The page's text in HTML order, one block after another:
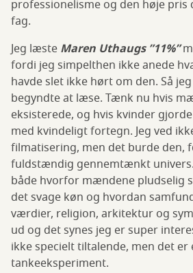
professionelisme og den høje pris
fag.
Jeg læste Maren Uthaugs ”11%”
fordi jeg simpelthen ikke anede
havde slet ikke hørt om den. Så
begyndte at læse. Tænk nu hvis
eksisterede, og hvis kvinder
med kvindeligt fortegn. Jeg ved
filmatisering, men det burde den,
fuldstændig gennemtænkt
både hvorfor mændene pludselig
det svage køn og hvordan
værdier, religion, arkitektur og
ud og det synes jeg er super
ikke specielt tiltalende, men det
tankeeksperiment.